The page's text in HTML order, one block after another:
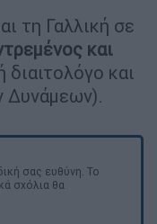
τη Γαλλική σε
και
διαιτολόγο και
Δυνάμεων).
σας ευθύνη. Το
σχόλια θα